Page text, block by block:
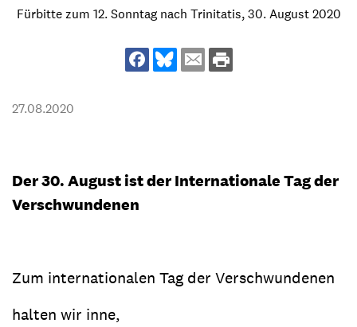
Fürbitte zum 12. Sonntag nach Trinitatis, 30. August 2020
27.08.2020
Der 30. August ist der Internationale Tag der
Verschwundenen
Zum internationalen Tag der Verschwundenen
halten wir inne,